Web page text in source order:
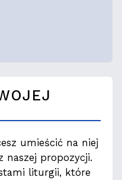
umieścić na niej
naszej propozycji.
liturgii, które